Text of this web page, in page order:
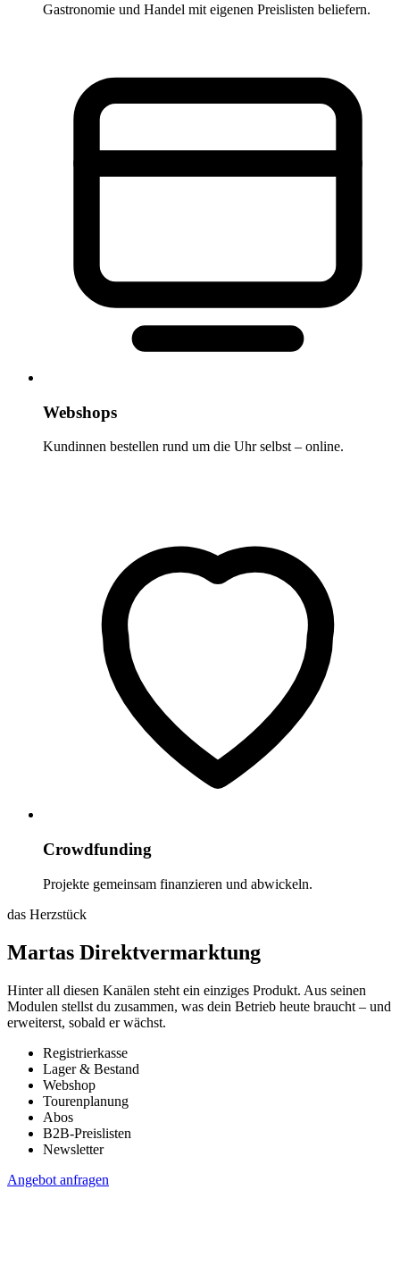
Gastronomie und Handel mit eigenen Preislisten beliefern.
Webshops
Kundinnen bestellen rund um die Uhr selbst – online.
Crowdfunding
Projekte gemeinsam finanzieren und abwickeln.
das Herzstück
Martas Direktvermarktung
Hinter all diesen Kanälen steht ein einziges Produkt. Aus seinen
Modulen stellst du zusammen, was dein Betrieb heute braucht – und
erweiterst, sobald er wächst.
Registrierkasse
Lager & Bestand
Webshop
Tourenplanung
Abos
B2B-Preislisten
Newsletter
Angebot anfragen